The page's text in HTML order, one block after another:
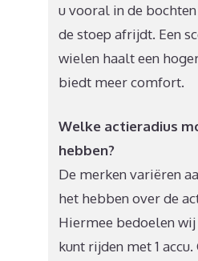
u vooral in de
de stoep afrijdt. Een
wielen haalt een
biedt meer comfort.
Welke actieradius
hebben?
De merken variëren
het hebben over de
Hiermee bedoelen
kunt rijden met 1